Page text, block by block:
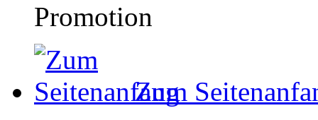
Promotion
Zum